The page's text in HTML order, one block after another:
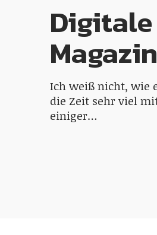
Ich weiß nicht, wie
die Zeit sehr viel
einiger…